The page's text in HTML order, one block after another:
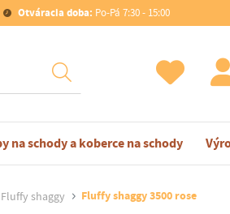
Otváracia doba: Po-Pá 7:30 - 15:00
na schody a koberce na schody
Fluffy shaggy Fluffy shaggy 3500 rose